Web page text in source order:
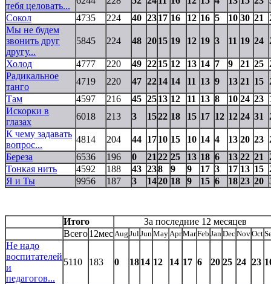
тебя целовать...
Сокол
4735 224 40 2317 16 12 16 5 10 30 21
Мы не будем
звонить друг
другу...
5845 224 48 2015 19 12 19 3 11 19 24
Холод 4777 220 49 2215 12 13 14 7 9 21 25
Радикальное
танго
4719 220 47 2214 14 11 13 9 13 21 15
Там
4597 216 45 2513 12 11 13 8 10 24 23
Искорки в
глазах
6018 213 3 1522 18 15 17 12 12 24 31
К чему задавать
вопрос...
4814 204 44 1710 15 10 14 4 13 20 23
Береза
6536 196 0 21 22 25 13 18 6 13 22 21
Тонкая нить
4592 188 43 238 9 9 17 3 17 13 15
Я и Ты
9956 187 3 1420 18 9 15 6 18 23 20
Итого
За последние 12 месяцев
Всего12мес Aug Jul Jun May AprMarFeb Jan DecNovOct
Не надо
воспитателей
и
педагогов...
5110 183 0 1814 12 14 17 6 20 25 24 23